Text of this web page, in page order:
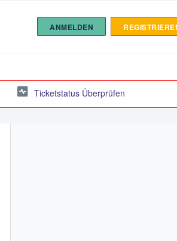
ANMELDEN
Ticketstatus Überprüfen